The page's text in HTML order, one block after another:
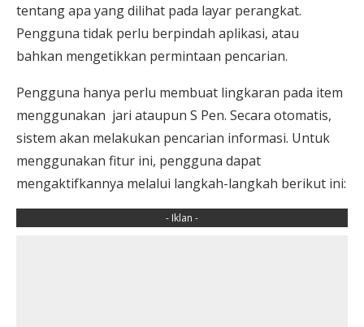
tentang apa yang dilihat pada layar perangkat.
Pengguna tidak perlu berpindah aplikasi, atau
bahkan mengetikkan permintaan pencarian.
Pengguna hanya perlu membuat lingkaran pada item
menggunakan jari ataupun S Pen. Secara otomatis,
sistem akan melakukan pencarian informasi. Untuk
menggunakan fitur ini, pengguna dapat
mengaktifkannya melalui langkah-langkah berikut ini:
- Iklan -